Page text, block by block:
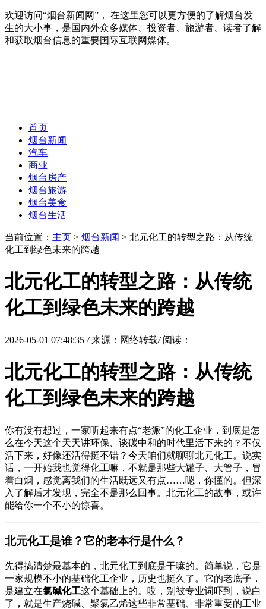
欢迎访问“烟台新闻网”， 在这里您可以更方便的了解烟台发
生的大小事，是国内外众多媒体、投资者、旅游者、读者了解
和获取烟台信息的重要国际互联网媒体。
首页
烟台新闻
汽车
商业
烟台房产
烟台旅游
烟台美食
烟台生活
当前位置： 主页 > 烟台新闻 > 北元化工的转型之路：从传统
化工到绿色未来的跨越
北元化工的转型之路：从传统
化工到绿色未来的跨越
2026-05-01 07:48:35 / 来源：网络转载/ 阅读：
北元化工的转型之路：从传统
化工到绿色未来的跨越
你有没有想过，一家听起来有点“老派”的化工企业，到底是怎
么在今天这个天天讲环保、谈碳中和的时代里活下来的？不仅
活下来，好像还活得挺不错？今天咱们就聊聊北元化工。说实
话，一开始我也觉得化工嘛，不就是那些大罐子、大管子，冒
着白烟，感觉离我们的生活既远又有点……嗯，你懂的。但深
入了解后才发现，完全不是那么回事。北元化工的故事，或许
能给你一个不小的惊喜。
北元化工是谁？它的老本行是什么？
先得搞清楚最基本的，北元化工到底是干嘛的。简单说，它是
一家规模不小的基础化工企业，历史也挺久了。它的老底子，
是建立在氯碱化工这个基础上的。哎，别被专业词吓到，说白
了，就是生产烧碱、聚氯乙烯这些非常基础、非常重要的工业